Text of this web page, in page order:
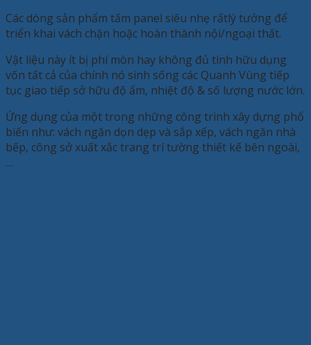
Các dòng sản phẩm tấm panel siêu nhẹ rấtlý tưởng để
triển khai vách chặn hoặc hoàn thành nội/ngoại thất.
Vật liệu này ít bị phí mòn hay không đủ tính hữu dụng
vốn tất cả của chính nó sinh sống các Quanh Vùng tiếp
tục giao tiếp sở hữu độ ẩm, nhiệt độ & số lượng nước lớn.
Ứng dụng của một trong những công trình xây dựng phổ
biến như: vách ngăn dọn dẹp và sắp xếp, vách ngăn nhà
bếp, công sở xuất xắc trang trí tường thiết kế bên ngoài,
…